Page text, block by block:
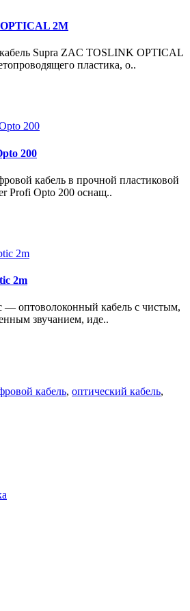
2M
Supra ZAC TOSLINK OPTICAL
пластика, о..
200
кабель в прочной пластиковой
Profi Opto 200 оснащ..
2m
— оптоволоконный кабель с чистым,
звучанием, иде..
кабель, оптический кабель,